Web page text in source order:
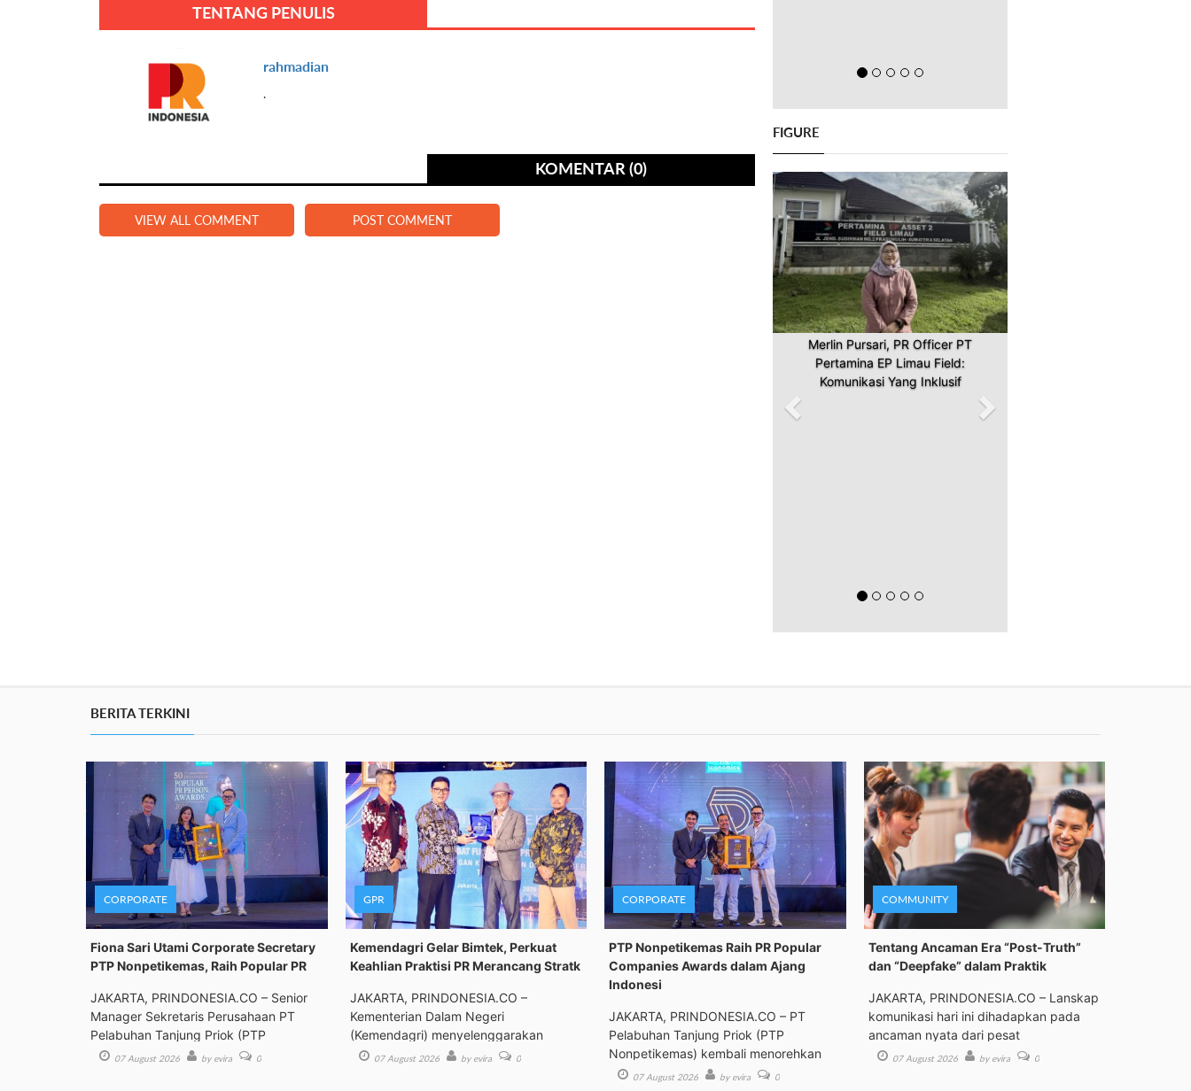
TENTANG PENULIS
rahmadian
.
KOMENTAR (0)
VIEW ALL COMMENT POST COMMENT
FIGURE
Merlin Pursari, PR Officer PT
Pertamina EP Limau Field:
Komunikasi Yang Inklusif
Previous Next
BERITA TERKINI
CORPORATE
Fiona Sari Utami Corporate Secretary
PTP Nonpetikemas, Raih Popular PR
JAKARTA, PRINDONESIA.CO – Senior
Manager Sekretaris Perusahaan PT
Pelabuhan Tanjung Priok (PTP
07 August 2026 by evira 0
GPR
Kemendagri Gelar Bimtek, Perkuat
Keahlian Praktisi PR Merancang Stratk
JAKARTA, PRINDONESIA.CO –
Kementerian Dalam Negeri
(Kemendagri) menyelenggarakan
Bimbingan Tek
07 August 2026 by evira 0
CORPORATE
PTP Nonpetikemas Raih PR Popular
Companies Awards dalam Ajang
Indonesi
JAKARTA, PRINDONESIA.CO – PT
Pelabuhan Tanjung Priok (PTP
Nonpetikemas) kembali menorehkan
pre 07 August 2026 by evira 0
COMMUNITY
Tentang Ancaman Era “Post-Truth”
dan “Deepfake” dalam Praktik
JAKARTA, PRINDONESIA.CO – Lanskap
komunikasi hari ini dihadapkan pada
ancaman nyata dari pesat
07 August 2026 by evira 0